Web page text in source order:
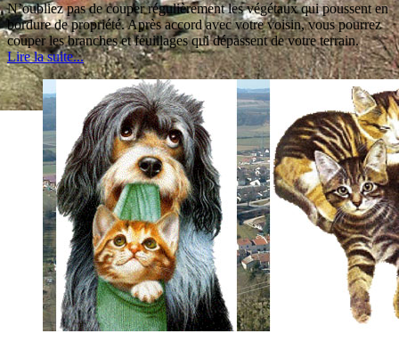
N’oubliez pas de couper régulièrement les végétaux qui poussent en
bordure de propriété. Après accord avec votre voisin, vous pourrez
couper les branches et feuillages qui dépassent de votre terrain.
Lire la suite...